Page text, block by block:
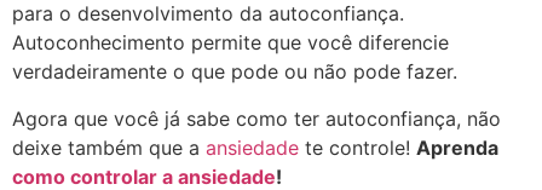
para o desenvolvimento da autoconfiança.
Autoconhecimento permite que você diferencie
verdadeiramente o que pode ou não pode fazer.
Agora que você já sabe como ter autoconfiança, não
deixe também que a ansiedade te controle! Aprenda
como controlar a ansiedade!